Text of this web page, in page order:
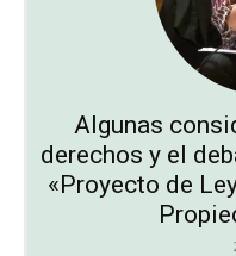
Algunas
derechos y el
«Proyecto de